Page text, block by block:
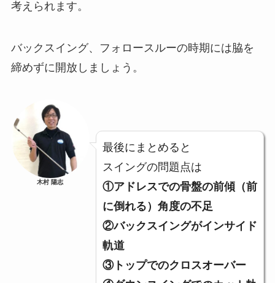
考えられます。
バックスイング、フォロースルーの時期には脇を
締めずに開放しましょう。
木村 陽志
最後にまとめると
スイングの問題点は
①アドレスでの骨盤の前傾（前
に倒れる）角度の不足
②バックスイングがインサイド
軌道
③トップでのクロスオーバー